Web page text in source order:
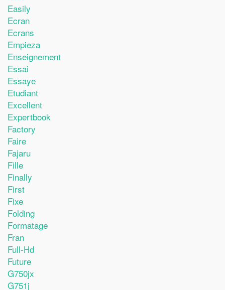
Easily
Ecran
Ecrans
Empieza
Enseignement
Essai
Essaye
Etudiant
Excellent
Expertbook
Factory
Faire
Fajaru
Fille
Finally
First
Fixe
Folding
Formatage
Fran
Full-Hd
Future
G750jx
G751j